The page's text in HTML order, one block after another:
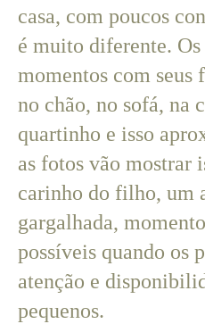
casa, com poucos
é muito diferente. Os
momentos com seus
no chão, no sofá, na
quartinho e isso
as fotos vão mostrar
carinho do filho, um
gargalhada,
possíveis quando os
atenção e
pequenos.